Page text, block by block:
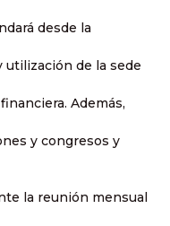
desde la
de la sede
Además,
y congresos y
la reunión mensual